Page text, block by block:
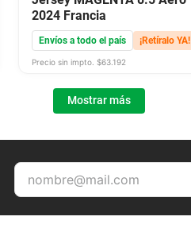
2024 Francia
Envíos a todo el país ¡Retíralo YA!
Precio sin impto. $63.192
Mostrar más